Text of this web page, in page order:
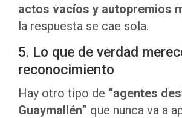
actos vacíos y autopremios
la respuesta se cae sola.
5. Lo que de verdad
reconocimiento
Hay otro tipo de “agentes
Guaymallén” que nunca va a